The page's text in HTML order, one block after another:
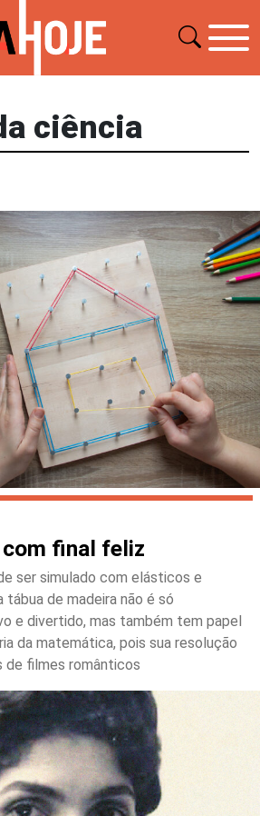
ciência
final feliz
ser simulado com elásticos e
tábua de madeira não é só
e divertido, mas também tem papel
da matemática, pois sua resolução
de filmes românticos